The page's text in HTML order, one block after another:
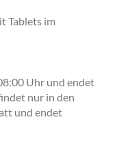
Tablets im
Uhr und endet
nur in den
und endet